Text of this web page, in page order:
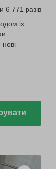
6 771 разів
із